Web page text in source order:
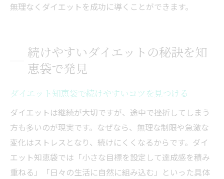
無理なくダイエットを成功に導くことができます。
続けやすいダイエットの秘訣を知
恵袋で発見
ダイエット知恵袋で続けやすいコツを見つける
ダイエットは継続が大切ですが、途中で挫折してしまう
方も多いのが現実です。なぜなら、無理な制限や急激な
変化はストレスとなり、続けにくくなるからです。ダイ
エット知恵袋では「小さな目標を設定して達成感を積み
重ねる」「日々の生活に自然に組み込む」といった具体